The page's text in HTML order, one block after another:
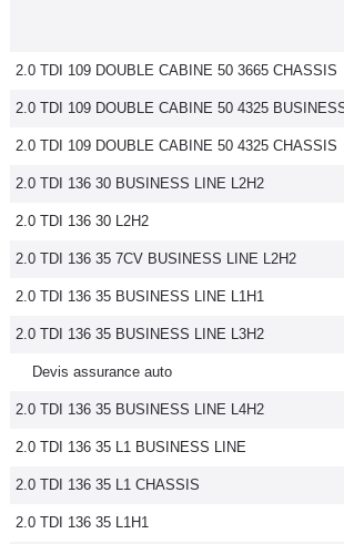
2.0 TDI 109 DOUBLE CABINE 50 3665 CHASSIS
2.0 TDI 109 DOUBLE CABINE 50 4325
2.0 TDI 109 DOUBLE CABINE 50 4325 CHASSIS
2.0 TDI 136 30 BUSINESS LINE L2H2
2.0 TDI 136 30 L2H2
2.0 TDI 136 35 7CV BUSINESS LINE L2H2
2.0 TDI 136 35 BUSINESS LINE L1H1
2.0 TDI 136 35 BUSINESS LINE L3H2
Devis assurance auto
2.0 TDI 136 35 BUSINESS LINE L4H2
2.0 TDI 136 35 L1 BUSINESS LINE
2.0 TDI 136 35 L1 CHASSIS
2.0 TDI 136 35 L1H1